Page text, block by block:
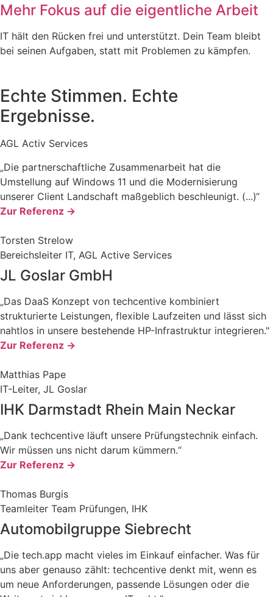
Mehr Fokus auf die eigentliche Arbeit
IT hält den Rücken frei und unterstützt. Dein Team bleibt
bei seinen Aufgaben, statt mit Problemen zu kämpfen.
Echte Stimmen. Echte
Ergebnisse.
AGL Activ Services
„Die partnerschaftliche Zusammenarbeit hat die
Umstellung auf Windows 11 und die Modernisierung
unserer Client Landschaft maßgeblich beschleunigt. (...)“
Zur Referenz ->
Torsten Strelow
Bereichsleiter IT, AGL Active Services
JL Goslar GmbH
„Das DaaS Konzept von techcentive kombiniert
strukturierte Leistungen, flexible Laufzeiten und lässt sich
nahtlos in unsere bestehende HP-Infrastruktur integrieren."
Zur Referenz ->
Matthias Pape
IT-Leiter, JL Goslar
IHK Darmstadt Rhein Main Neckar
„Dank techcentive läuft unsere Prüfungstechnik einfach.
Wir müssen uns nicht darum kümmern.“
Zur Referenz ->
Thomas Burgis
Teamleiter Team Prüfungen, IHK
Automobilgruppe Siebrecht
„Die tech.app macht vieles im Einkauf einfacher. Was für
uns aber genauso zählt: techcentive denkt mit, wenn es
um neue Anforderungen, passende Lösungen oder die